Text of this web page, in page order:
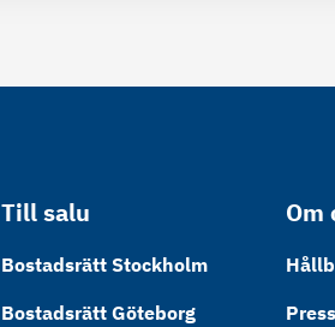
Till salu
Bostadsrätt Stockholm
Bostadsrätt Göteborg
Om
Press